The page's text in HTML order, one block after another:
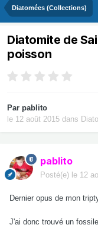
Diatomées (Collections)
Diatomite de
poisson
Par pablito
le 12 août 2015 dans
pablito
Posté(e) le 12
Dernier opus de mon
J'ai donc trouvé un